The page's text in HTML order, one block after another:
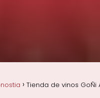
Tienda de vinos GoÑi